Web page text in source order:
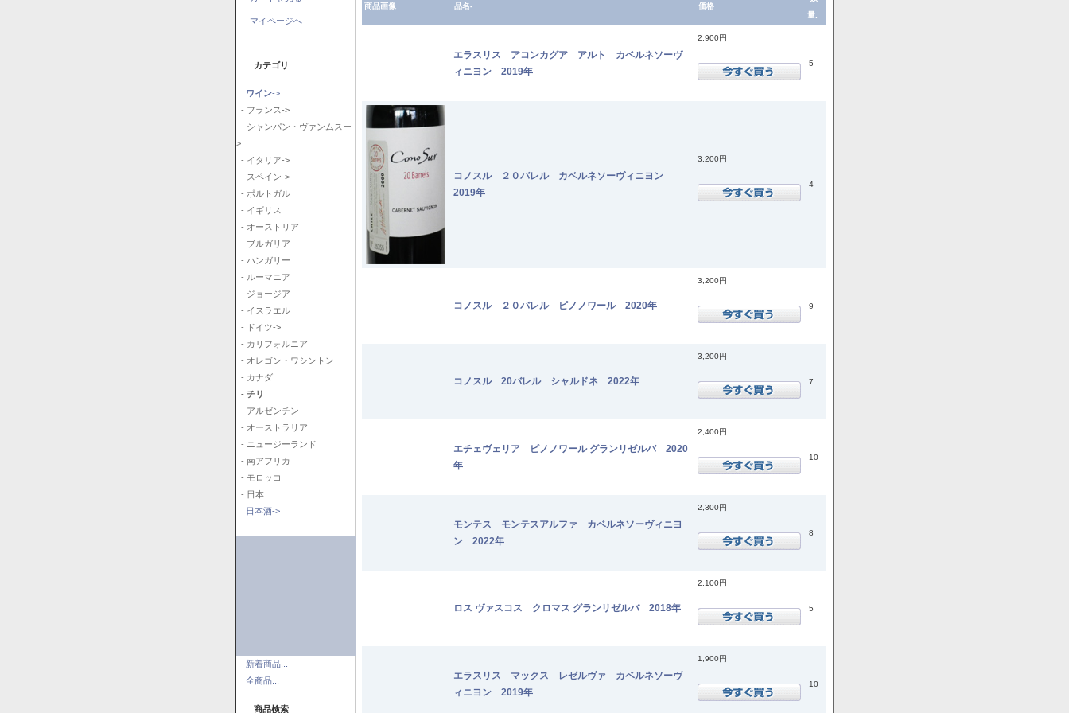
マイページへ
カテゴリ
ワイン->
- フランス->
- シャンパン・ヴァンムスー-
>
- イタリア->
- スペイン->
- ポルトガル
- イギリス
- オーストリア
- ブルガリア
- ハンガリー
- ルーマニア
- ジョージア
- イスラエル
- ドイツ->
- カリフォルニア
- オレゴン・ワシントン
- カナダ
- チリ
- アルゼンチン
- オーストラリア
- ニュージーランド
- 南アフリカ
- モロッコ
- 日本
日本酒->
新着商品...
全商品...
商品検索
商品画像 品名- 価格
量.
エラスリス アコンカグア アルト カベルネソーヴ
ィニヨン 2019年
2,900円
5
コノスル ２０バレル カベルネソーヴィニヨン
2019年
3,200円
4
コノスル ２０バレル ピノノワール 2020年
3,200円
9
コノスル 20バレル シャルドネ 2022年
3,200円
7
エチェヴェリア ピノノワール グランリゼルバ 2020
年
2,400円
10
モンテス モンテスアルファ カベルネソーヴィニヨ
ン 2022年
2,300円
8
ロス ヴァスコス クロマス グランリゼルバ 2018年
2,100円
5
エラスリス マックス レゼルヴァ カベルネソーヴ
ィニヨン 2019年
1,900円
10